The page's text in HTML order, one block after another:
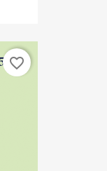
favorite_border